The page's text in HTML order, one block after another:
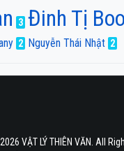
3 Đinh Tị
2 Nguyễn Thái Nhật 2
VẬT LÝ THIÊN VĂN. All